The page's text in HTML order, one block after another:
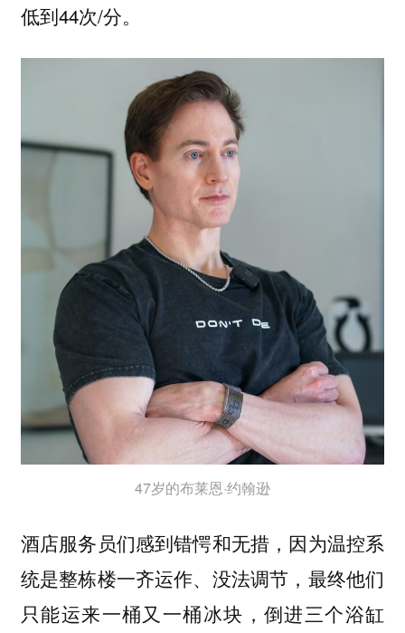
低到44次/分。
47岁的布莱恩·约翰逊
酒店服务员们感到错愕和无措，因为温控系
统是整栋楼一齐运作、没法调节，最终他们
只能运来一桶又一桶冰块，倒进三个浴缸